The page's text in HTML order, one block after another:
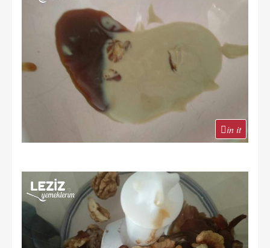
in it